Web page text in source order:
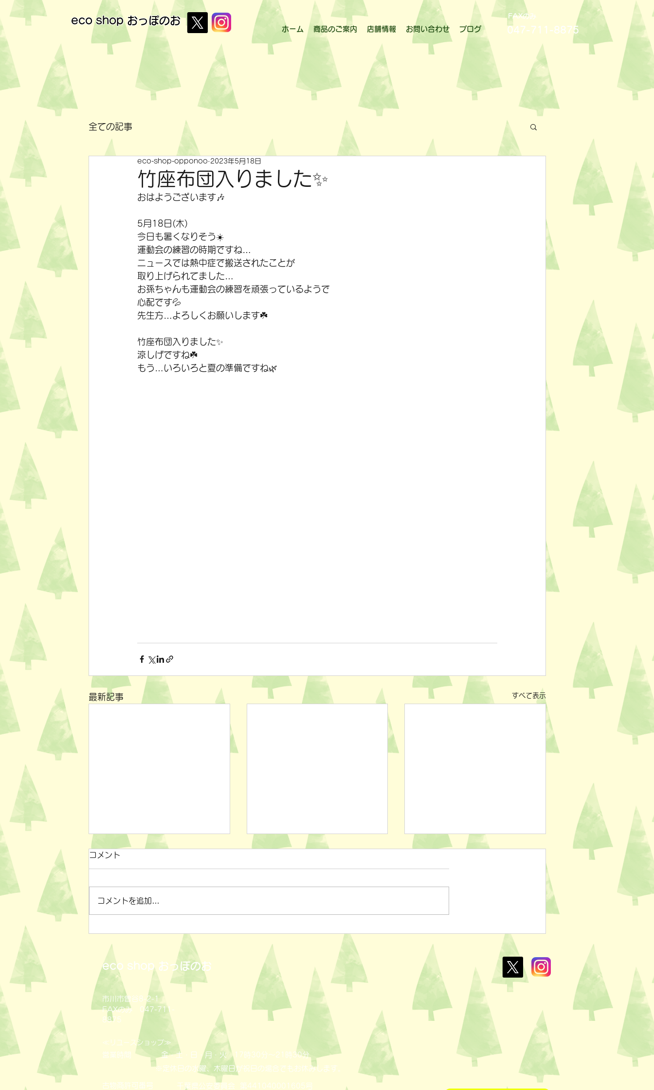
eco shop おっぽのお
ホーム 商品のご案内 店舗情報 お問い合わせ ブログ 047-711-8875
FAXのみ
全ての記事
竹座布団入りました✨
eco-shop-opponoo 2023年5月18日
おはようございます🎶
5月18日(木)
今日も暑くなりそう☀️
運動会の練習の時期ですね…
ニュースでは熱中症で搬送されたことが
取り上げられてました…
お孫ちゃんも運動会の練習を頑張っているようで
心配です💦
先生方…よろしくお願いします☘️
竹座布団入りました✨
涼しげですね☘️
もう…いろいろと夏の準備ですね🌿
最新記事 すべて表示
おっぽのおでん🍢
ALL￥100✨
コメント
コメントを追加…
eco shop おっぽのお
市川市曽谷8-2-1
FAXのみ 047-711-
8875
≪ リユースショップ≫
営業時間
金・土・日・月・火 17時30分～21時30分
※定休日の水曜、木曜日が祝日の場合でもお休みします。
古物商許可番号 ​千葉県公安委員会 第441040001605号